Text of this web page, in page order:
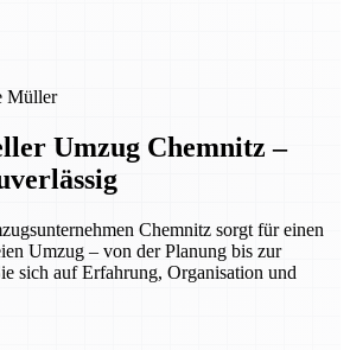
Müller
Umzug Chemnitz –
Chemnitz sorgt für einen
Umzug – von der Planung bis zur
sich auf Erfahrung, Organisation und